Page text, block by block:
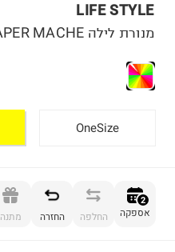
LIFE STYLE
מנורת לילה PAPER MACHE
OneSize
2
אספקה החלפה החזרה מתנה